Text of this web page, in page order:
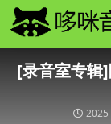
[录音室专辑